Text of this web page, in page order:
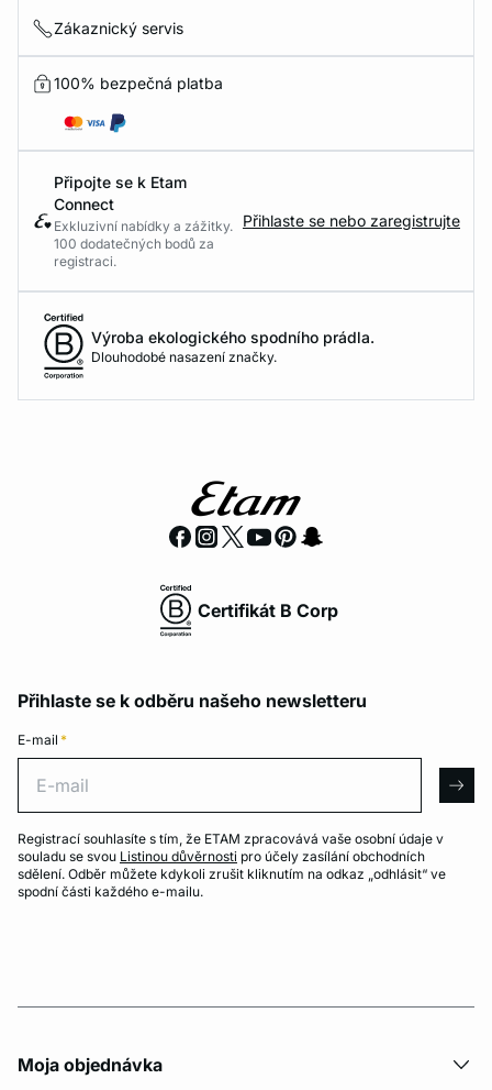
Zákaznický servis
100% bezpečná platba
Připojte se k Etam
Connect
Exkluzivní nabídky a zážitky.
100 dodatečných bodů za
registraci.
Přihlaste se nebo zaregistrujte
Výroba ekologického spodního prádla.
Dlouhodobé nasazení značky.
Certifikát B Corp
Přihlaste se k odběru našeho newsletteru
E-mail *
Registrací souhlasíte s tím, že ETAM zpracovává vaše osobní údaje v
souladu se svou Listinou důvěrnosti pro účely zasílání obchodních
sdělení. Odběr můžete kdykoli zrušit kliknutím na odkaz „odhlásit“ ve
spodní části každého e-mailu.
Moja objednávka